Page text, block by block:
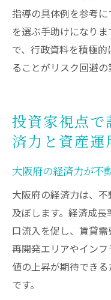
指導の具体例を参考
を選ぶ手助けになり
で、行政資料を積極
ることがリスク回避の
投資家視点で
済力と資産運
大阪府の経済力が不
大阪府の経済力は、
及ぼします。経済成
口流入を促し、賃貸
再開発エリアやイン
値の上昇が期待でき
です。